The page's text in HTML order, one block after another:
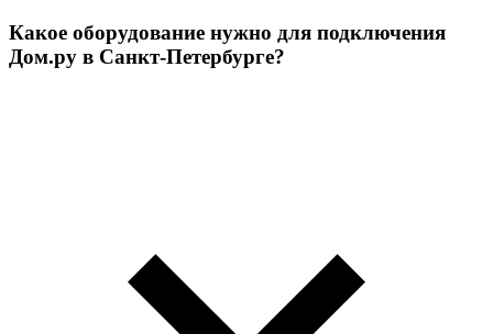
Какое оборудование нужно для подключения
Дом.ру в Санкт-Петербурге?